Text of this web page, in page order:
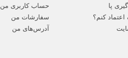
پا
اعتماد کنم؟
حساب کاربری من
سفارشات من
آدرس‌های من